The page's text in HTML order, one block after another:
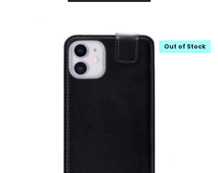
Out of Stock